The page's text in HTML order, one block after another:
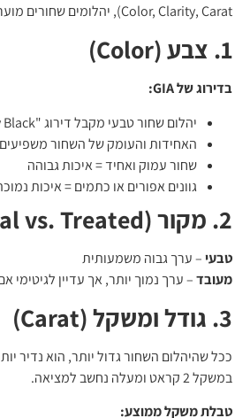
Color, Clarity, Carat), יהלומים שחורים מוערכים בצורה שונה במעט:
1. צבע (Color)
בדירוג של GIA:
יהלום שחור טבעי מקבל דירוג "Fancy Black"
האחידות והעומק של השחור
שחור עמוק ואחיד = איכות גבוהה
גוונים אפורים או כתמים = איכות
2. מקור (Natural vs. Treated)
טבעי– ערך גבוה משמעותית
מעובד– ערך נמוך יותר, אך עדיין לגיטימי
3. גודל ומשקל (Carat)
ככל שהיהלום השחור גדול יותר, הוא נדיר
במשקל 2 קראט ומעלה נחשב למציאה.
טבלת משקל ממוצע: